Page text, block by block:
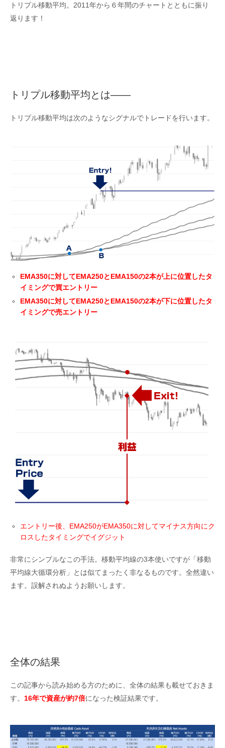
トリプル移動平均。2011年から６年間のチャートとともに振り
返ります！
トリプル移動平均とは――
トリプル移動平均は次のようなシグナルでトレードを行います。
EMA350に対してEMA250とEMA150の2本が上に位置したタ
イミングで買エントリー
EMA350に対してEMA250とEMA150の2本が下に位置したタ
イミングで売エントリー
エントリー後、EMA250がEMA350に対してマイナス方向にク
ロスしたタイミングでイグジット
非常にシンプルなこの手法。移動平均線の3本使いですが「移動
平均線大循環分析」とは似てまったく非なるものです。全然違い
ます。誤解されぬようお願いします。
全体の結果
この記事から読み始める方のために、全体の結果も載せておきま
す。 16年で資産が約7倍になった検証結果です。